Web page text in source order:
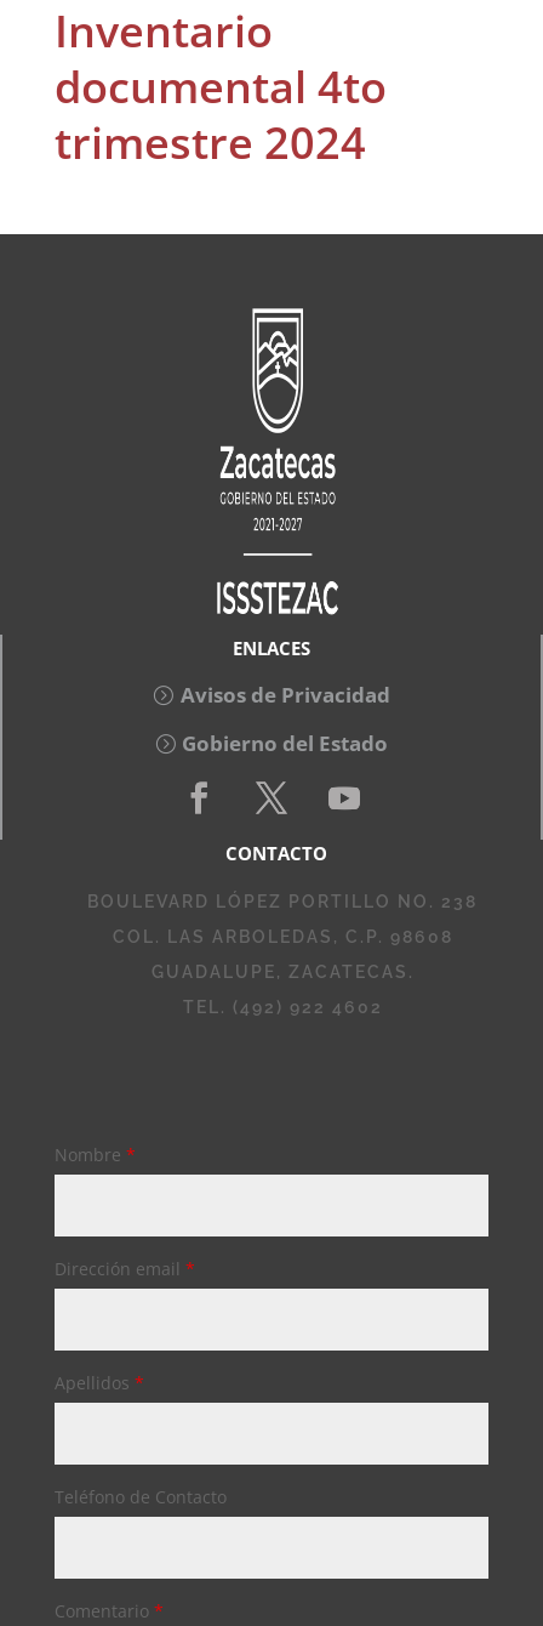
Inventario
documental 4to
trimestre 2024
ENLACES
Avisos de Privacidad
Gobierno del Estado
CONTACTO
BOULEVARD LÓPEZ PORTILLO NO. 238
COL. LAS ARBOLEDAS, C.P. 98608
GUADALUPE, ZACATECAS.
TEL. (492) 922 4602
Nombre *
Dirección email *
Apellidos *
Teléfono de Contacto
Comentario *